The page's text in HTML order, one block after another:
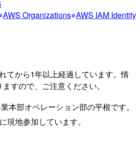
AWS Organizations AWS IAM Identity
てから1年以上経過しています。情
すので、ご注意ください。
本部オペレーション部の平根です。
現地参加しています。